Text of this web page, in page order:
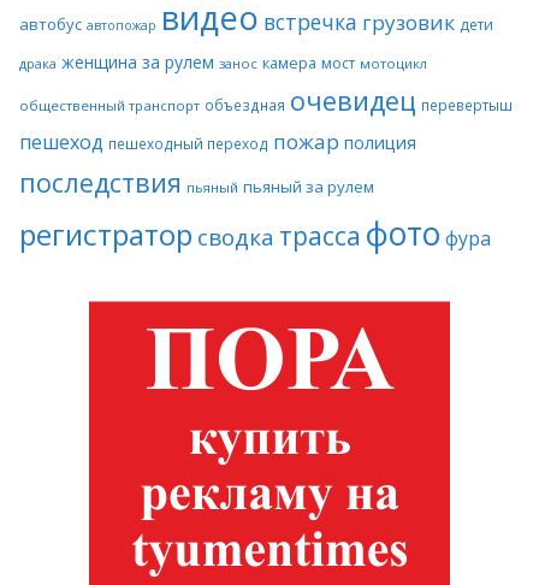
автобус автопожар видео встречка грузовик дети
драка женщина за рулем занос камера мост мотоцикл
общественный транспорт объездная очевидец перевертыш
пешеход пешеходный переход пожар полиция
последствия пьяный пьяный за рулем
регистратор сводка трасса фото фура